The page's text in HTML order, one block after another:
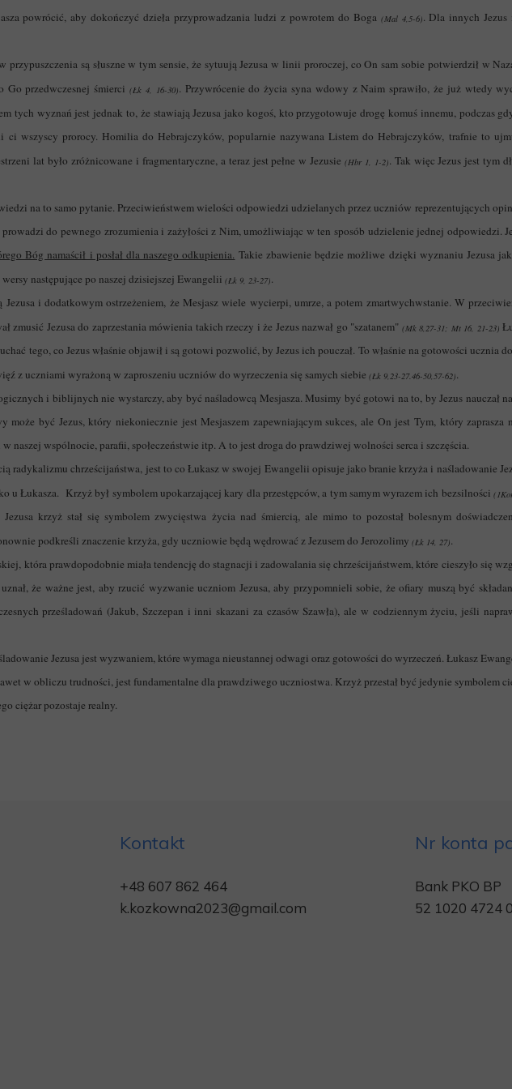
powrócić, aby dokończyć dzieła przyprowadzania ludzi z powrotem do Boga (Mal 4,5-6). Dla innych Jezus
przypuszczenia są słuszne w tym sensie, że sytuują Jezusa w linii proroczej, co On sam sobie potwierdził w
Go przedwczesnej śmierci(Łk 4, 16-30). Przywrócenie do życia syna wdowy z Naim sprawiło, że już wtedy
tych wyznań jest jednak to, że stawiają Jezusa jako kogoś, kto przygotowuje drogę komuś innemu, podczas
ci wszyscy prorocy. Homilia do Hebrajczyków, popularnie nazywana Listem do Hebrajczyków, trafnie to
lat było zróżnicowane i fragmentaryczne, a teraz jest pełne w Jezusie(Hbr 1, 1-2). Tak więc Jezus jest tym
na to samo pytanie. Przeciwieństwem wielości odpowiedzi udzielanych przez uczniów reprezentujących
do pewnego zrozumienia i zażyłości z Nim, umożliwiając w ten sposób udzielenie jednej odpowiedzi.
Bóg namaścił i posłał dla naszego odkupienia. Takie zbawienie będzie możliwe dzięki wyznaniu Jezusa
następujące po naszej dzisiejszej Ewangelii (Łk 9, 23-27).
i dodatkowym ostrzeżeniem, że Mesjasz wiele wycierpi, umrze, a potem zmartwychwstanie. W
zmusić Jezusa do zaprzestania mówienia takich rzeczy i że Jezus nazwał go "szatanem" (Mk 8,27-31; Mt 16, 21-23)
tego, co Jezus właśnie objawił i są gotowi pozwolić, by Jezus ich pouczał. To właśnie na gotowości ucznia
z uczniami wyrażoną w zaproszeniu uczniów do wyrzeczenia się samych siebie (Łk 9,23-27.46-50,57-62).
i biblijnych nie wystarczy, aby być naśladowcą Mesjasza. Musimy być gotowi na to, by Jezus nauczał
być Jezus, który niekoniecznie jest Mesjaszem zapewniającym sukces, ale On jest Tym, który zaprasza
naszej wspólnocie, parafii, społeczeństwie itp. A to jest droga do prawdziwej wolności serca i szczęścia.
radykalizmu chrześcijaństwa, jest to co Łukasz w swojej Ewangelii opisuje jako branie krzyża i naśladowanie
u Łukasza. Krzyż był symbolem upokarzającej kary dla przestępców, a tym samym wyrazem ich bezsilności
krzyż stał się symbolem zwycięstwa życia nad śmiercią, ale mimo to pozostał bolesnym
podkreśli znaczenie krzyża, gdy uczniowie będą wędrować z Jezusem do Jerozolimy (Łk 14, 27).
która prawdopodobnie miała tendencję do stagnacji i zadowalania się chrześcijaństwem, które cieszyło się
że ważne jest, aby rzucić wyzwanie uczniom Jezusa, aby przypomnieli sobie, że ofiary muszą być
prześladowań (Jakub, Szczepan i inni skazani za czasów Szawła), ale w codziennym życiu, jeśli
Jezusa jest wyzwaniem, które wymaga nieustannej odwagi oraz gotowości do wyrzeczeń. Łukasz
w obliczu trudności, jest fundamentalne dla prawdziwego uczniostwa. Krzyż przestał być jedynie symbolem
ciężar pozostaje realny.
Kontakt
+48 607 862 464
k.kozkowna2023@gmail.com
Nr konta
Bank PKO BP
52 1020 4724